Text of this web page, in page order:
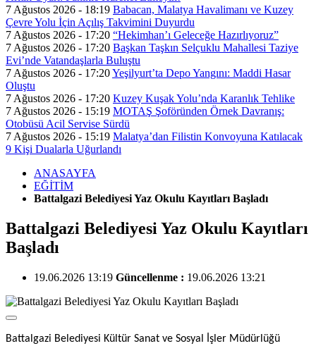
7 Ağustos 2026 - 18:19 Babacan, Malatya Havalimanı ve Kuzey
Çevre Yolu İçin Açılış Takvimini Duyurdu
7 Ağustos 2026 - 17:20 “Hekimhan’ı Geleceğe Hazırlıyoruz”
7 Ağustos 2026 - 17:20 Başkan Taşkın Selçuklu Mahallesi Taziye
Evi’nde Vatandaşlarla Buluştu
7 Ağustos 2026 - 17:20Yeşilyurt’ta Depo Yangını: Maddi Hasar
Oluştu
7 Ağustos 2026 - 17:20 Kuzey Kuşak Yolu’nda Karanlık Tehlike
7 Ağustos 2026 - 15:19 MOTAŞ Şoföründen Örnek Davranış:
Otobüsü Acil Servise Sürdü
7 Ağustos 2026 - 15:19 Malatya’dan Filistin Konvoyuna Katılacak
9 Kişi Dualarla Uğurlandı
ANASAYFA
EĞİTİM
Battalgazi Belediyesi Yaz Okulu Kayıtları Başladı
Battalgazi Belediyesi Yaz Okulu Kayıtları
Başladı
19.06.2026 13:19 Güncellenme : 19.06.2026 13:21
Battalgazi Belediyesi Kültür Sanat ve Sosyal İşler Müdürlüğü